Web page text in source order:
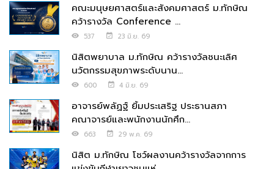
คณะมนุษยศาสตร์และสังคมศาสตร์ ม.ทักษิณ
คว้ารางวัล Conference ...
537 23 มิ.ย. 69
นิสิตพยาบาล ม.ทักษิณ คว้ารางวัลชนะเลิศ
นวัตกรรมสุขภาพระดับนาน...
600 4 มิ.ย. 69
อาจารย์พลัฏฐ์ ยิ้มประเสริฐ ประธานสภา
คณาจารย์และพนักงานนักศึก...
663 29 พ.ค. 69
นิสิต ม.ทักษิณ โชว์ผลงานคว้ารางวัลจากการ